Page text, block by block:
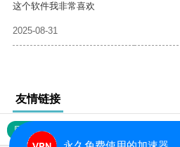
这个软件我非常喜欢
2025-08-31
友情链接
网站地图